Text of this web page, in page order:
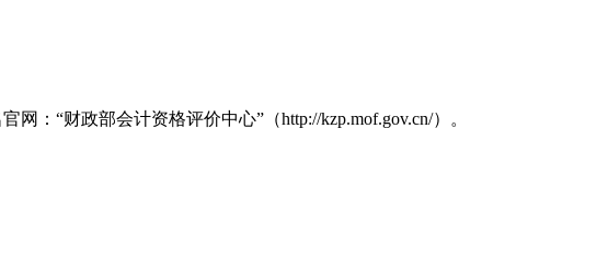
“财政部会计资格评价中心”（http://kzp.mof.gov.cn/）。